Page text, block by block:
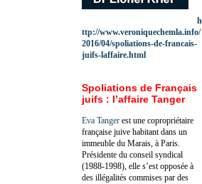
h
ttp://www.veroniquechemla.info/
2016/04/spoliations-de-francais-
juifs-laffaire.html
Spoliations de Français
juifs : l’affaire Tanger
Eva Tanger est une copropriétaire
française juive habitant dans un
immeuble du Marais, à Paris.
Présidente du conseil syndical
(1988-1998), elle s’est opposée à
des illégalités commises par des